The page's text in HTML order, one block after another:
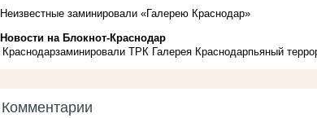
Неизвестные заминировали «Галерею Краснодар»
Новости на Блoкнoт-Краснодар
Краснодарзаминировали ТРК Галерея Краснодарпьяный
Комментарии